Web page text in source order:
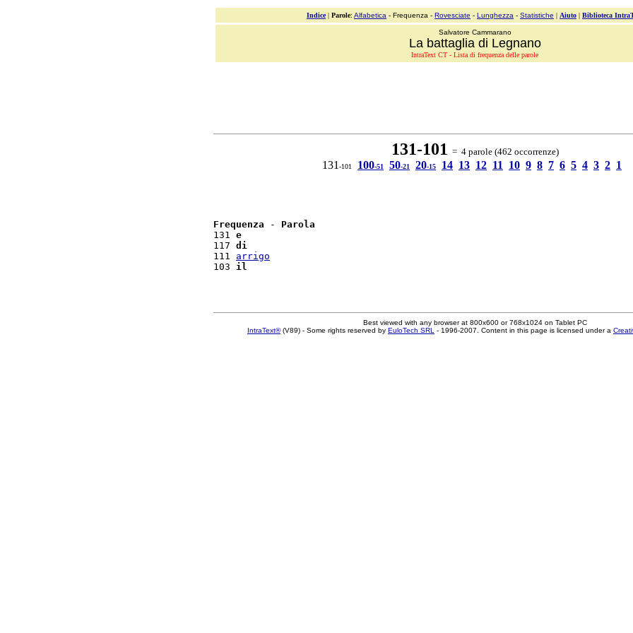
Indice| Parole: Alfabetica - Frequenza - Rovesciate - Lunghezza - Statistiche | Aiuto | Biblioteca
Salvatore Cammarano
La battaglia di Legnano
IntraText CT - Lista di frequenza delle parole
131-101 = 4 parole (462 occorrenze)
131 -101 100-51 50-21 20-15 14 13 12 11 10 9 8 7 6 5 4 3 2 1
Frequenza - Parola
131 e
117 di
111 arrigo
103 il
Best viewed with any browser at 800x600 or 768x1024 on Tablet PC
IntraText®(V89) - Some rights reserved by EuloTech SRL - 1996-2007. Content in this page is licensed under a